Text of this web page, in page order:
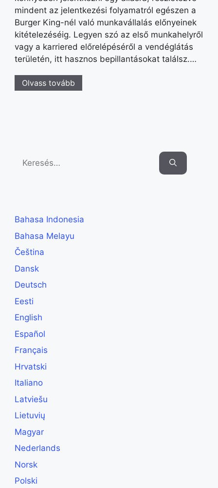
mindent az jelentkezési folyamatról egészen a
Burger King-nél való munkavállalás előnyeinek
kitételezéséig. Legyen szó az első munkahelyről
vagy a karriered előrelépéséről a vendéglátás
területén, itt hasznos bepillantásokat találsz.…
Olvass tovább
Search
Bahasa Indonesia
Bahasa Melayu
Čeština
Dansk
Deutsch
Eesti
English
Español
Français
Hrvatski
Italiano
Latviešu
Lietuvių
Magyar
Nederlands
Norsk
Polski